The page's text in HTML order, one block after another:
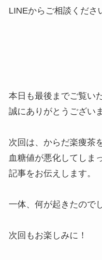
LINEからご相談くださ
本日も最後までご覧い
誠にありがとうござい
次回は、からだ楽痩茶
血糖値が悪化してしま
記事をお伝えします。
一体、何が起きたので
次回もお楽しみに！